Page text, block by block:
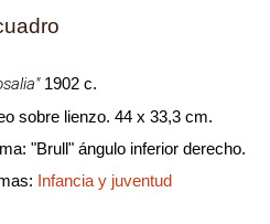
1902 c.
sobre lienzo. 44 x 33,3 cm.
"Brull" ángulo inferior derecho.
Infancia y juventud